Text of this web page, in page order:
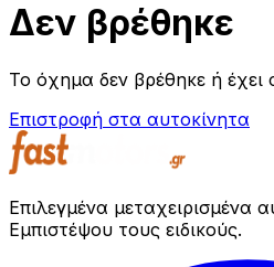
Δεν βρέθηκε
Το όχημα δεν βρέθηκε ή έχει
Επιστροφή στα αυτοκίνητα
Επιλεγμένα μεταχειρισμένα
Εμπιστέψου τους ειδικούς.